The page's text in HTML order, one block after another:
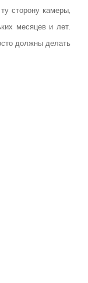
сторону камеры,
месяцев и лет.
должны делать